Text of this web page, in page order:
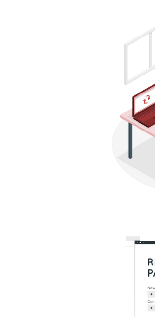
SQL Server - Como
SQL Server - Como
bases diferentes